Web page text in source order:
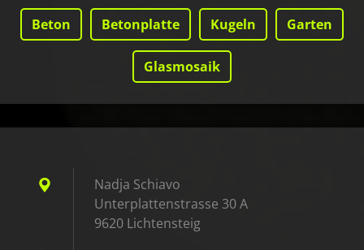
Beton Betonplatte Kugeln Garten
Glasmosaik
Nadja Schiavo
Unterplattenstrasse 30 A
9620 Lichtensteig